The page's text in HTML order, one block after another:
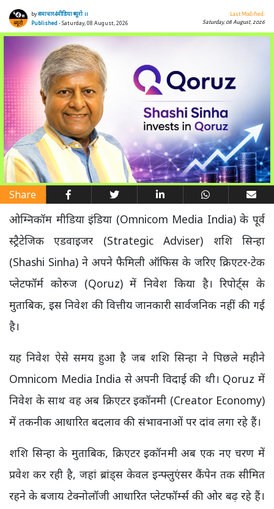
byसमाचार4मीडिया ब्यूरो ।।
Published- Saturday, 08 August, 2026
Last Modified:
Saturday, 08 August, 2026
Share
ओम्निकॉम मीडिया इंडिया (Omnicom Media India) के पूर्व
स्ट्रैटेजिक एडवाइजर (Strategic Adviser) शशि सिन्हा
(Shashi Sinha) ने अपने फैमिली ऑफिस के जरिए क्रिएटर-टेक
प्लेटफॉर्म कोरुज (Qoruz) में निवेश किया है। रिपोर्ट्स के
मुताबिक, इस निवेश की वित्तीय जानकारी सार्वजनिक नहीं की गई
है।
यह निवेश ऐसे समय हुआ है जब शशि सिन्हा ने पिछले महीने
Omnicom Media India से अपनी विदाई की थी। Qoruz में
निवेश के साथ वह अब क्रिएटर इकॉनमी (Creator Economy)
में तकनीक आधारित बदलाव की संभावनाओं पर दांव लगा रहे हैं।
शशि सिन्हा के मुताबिक, क्रिएटर इकॉनमी अब एक नए चरण में
प्रवेश कर रही है, जहां ब्रांड्स केवल इन्फ्लुएंसर कैंपेन तक सीमित
रहने के बजाय टेक्नोलॉजी आधारित प्लेटफॉर्म्स की ओर बढ़ रहे हैं।